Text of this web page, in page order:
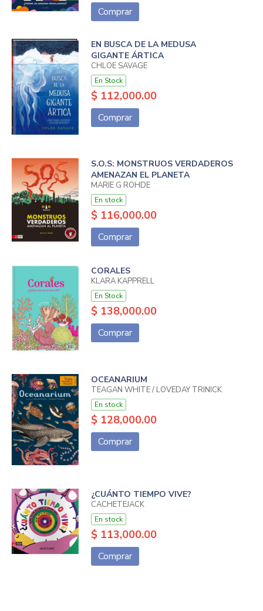
Comprar
EN BUSCA DE LA MEDUSA
GIGANTE ÁRTICA
CHLOE SAVAGE
En Stock
$ 112,000.00
Comprar
S.O.S: MONSTRUOS VERDADEROS
AMENAZAN EL PLANETA
MARIE G ROHDE
En stock
$ 116,000.00
Comprar
CORALES
KLARA KAPPRELL
En Stock
$ 138,000.00
Comprar
OCEANARIUM
TEAGAN WHITE / LOVEDAY TRINICK
En stock
$ 128,000.00
Comprar
¿CUÁNTO TIEMPO VIVE?
CACHETEJACK
En stock
$ 113,000.00
Comprar